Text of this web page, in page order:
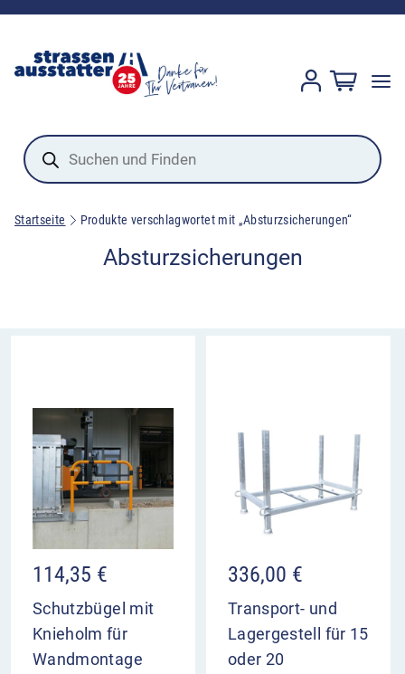
Products
search
Startseite Produkte verschlagwortet mit „Absturzsicherungen“
Absturzsicherungen
114,35 €
Schutzbügel mit
Knieholm für
Wandmontage
336,00 €
Transport- und
Lagergestell für 15
oder 20